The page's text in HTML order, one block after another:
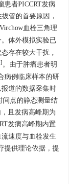
患者PICCRT发病
管的首要原因，
血栓三角理
体外模拟实验已
存在较大干扰，
] 。由于肿瘤患者明
病例临床样本的研
道的数据采集时
间点的静态测量结
且发病高峰期为
发病高峰期内置
速度与血栓发生
提供理论依据，提